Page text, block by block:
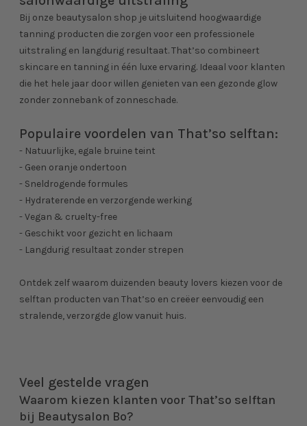
Bij onze beautysalon shop je uitsluitend hoogwaardige
tanning producten die zorgen voor een professionele
uitstraling en langdurig resultaat. That’so combineert
skincare en tanning in één luxe ervaring. Ideaal voor klanten
die het hele jaar door willen genieten van een gezonde glow
zonder zonnebank of zonneschade.
Populaire voordelen van That’so selftan:
- Natuurlijke, egale bruine teint
- Geen oranje ondertoon
- Sneldrogende formules
- Hydraterende en verzorgende werking
- Vegan & cruelty-free
- Geschikt voor gezicht en lichaam
- Langdurig resultaat zonder strepen
Ontdek zelf waarom duizenden beauty lovers kiezen voor de
selftan producten van That’so en creëer eenvoudig een
stralende, verzorgde glow vanuit huis.
Veel gestelde vragen
Waarom kiezen klanten voor That’so selftan
bij Beautysalon Bo?